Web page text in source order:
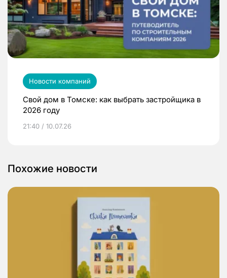
Новости компаний
Свой дом в Томске: как выбрать застройщика в
2026 году
21:40 / 10.07.26
Похожие новости